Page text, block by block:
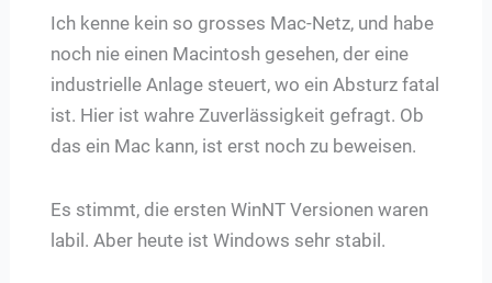
Ich kenne kein so grosses Mac-Netz, und habe
noch nie einen Macintosh gesehen, der eine
industrielle Anlage steuert, wo ein Absturz fatal
ist. Hier ist wahre Zuverlässigkeit gefragt. Ob
das ein Mac kann, ist erst noch zu beweisen.
Es stimmt, die ersten WinNT Versionen waren
labil. Aber heute ist Windows sehr stabil.